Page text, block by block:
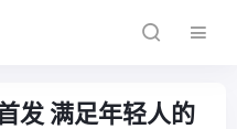
发 满足年轻人的